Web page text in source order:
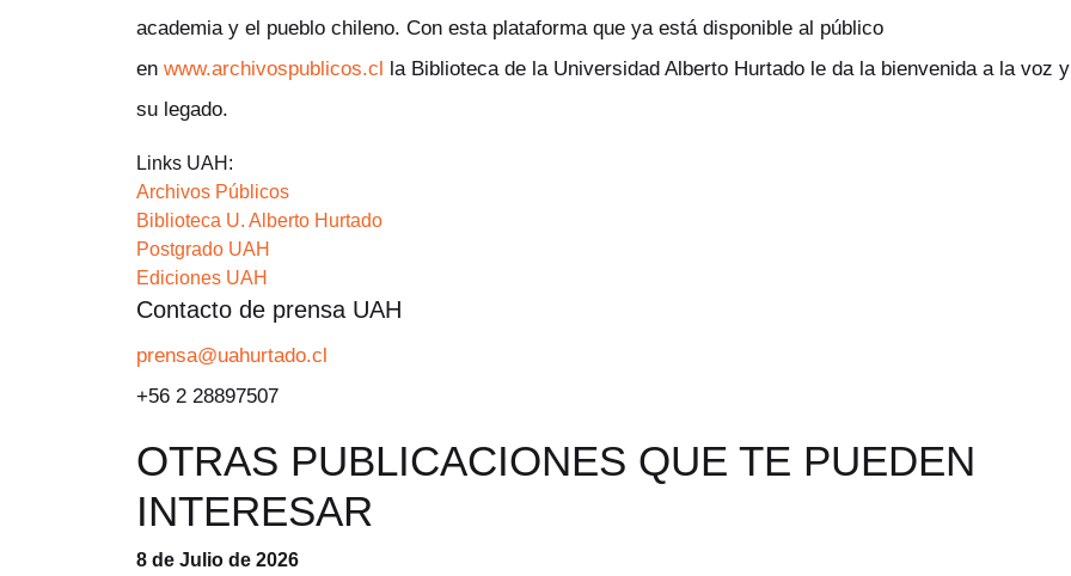
academia y el pueblo chileno. Con esta plataforma que ya está disponible al público
en www.archivospublicos.cl la Biblioteca de la Universidad Alberto Hurtado le da la bienvenida a la voz
su legado.
Links UAH:
Archivos Públicos
Biblioteca U. Alberto Hurtado
Postgrado UAH
Ediciones UAH
Contacto de prensa UAH
prensa@uahurtado.cl
+56 2 28897507
OTRAS PUBLICACIONES QUE TE PUEDEN
INTERESAR
8 de Julio de 2026